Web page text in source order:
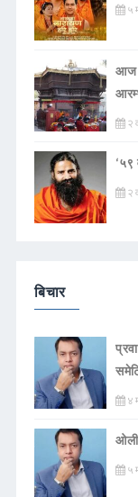
५
आज
२
‘५९
२
बिचार
४
५